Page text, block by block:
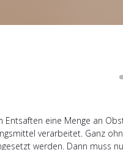
eine Menge an
verarbeitet. Ganz
werden. Dann muss